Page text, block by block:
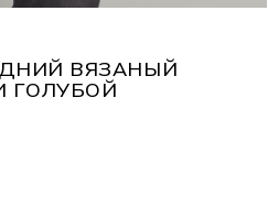
ВЯЗАНЫЙ
ГОЛУБОЙ